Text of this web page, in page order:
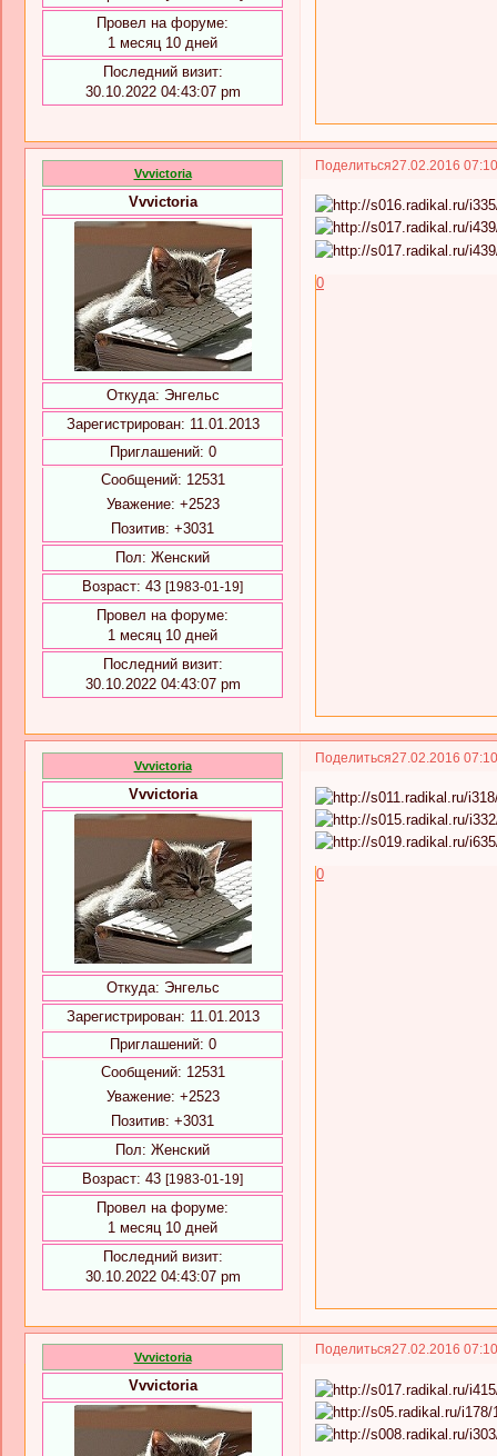
Провел на форуме:
1 месяц 10 дней
Последний визит:
30.10.2022 04:43:07 pm
Поделиться27.02.2016
Vvvictoria
Vvvictoria
Откуда: Энгельс
Зарегистрирован: 11.01.2013
Приглашений: 0
Сообщений: 12531
Уважение: +2523
Позитив: +3031
Пол: Женский
Возраст: 43 [1983-01-19]
Провел на форуме:
1 месяц 10 дней
Последний визит:
30.10.2022 04:43:07 pm
0
Поделиться27.02.2016
Vvvictoria
Vvvictoria
Откуда: Энгельс
Зарегистрирован: 11.01.2013
Приглашений: 0
Сообщений: 12531
Уважение: +2523
Позитив: +3031
Пол: Женский
Возраст: 43 [1983-01-19]
Провел на форуме:
1 месяц 10 дней
Последний визит:
30.10.2022 04:43:07 pm
0
Поделиться27.02.2016
Vvvictoria
Vvvictoria